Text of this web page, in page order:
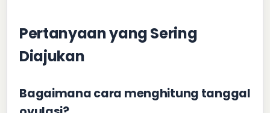
Pertanyaan yang Sering
Diajukan
Bagaimana cara menghitung tanggal